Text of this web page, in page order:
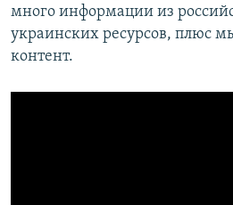
много информации из
украинских ресурсов, плюс
контент.